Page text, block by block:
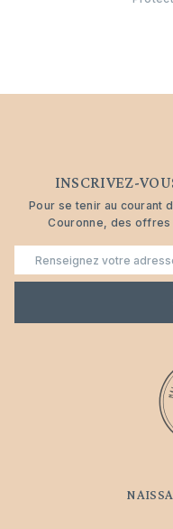
INSCRIVEZ-
Pour se tenir au courant
Couronne, des